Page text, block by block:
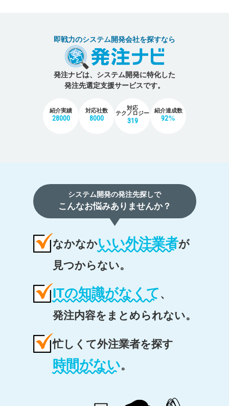
即戦力のシステム開発会社を探すなら
発注ナビは、システム開発に特化した
発注先選定支援サービスです。
紹介実績
28000
対応社数
8000
対応
テクノロジー
319
紹介達成数
92%
システム開発の発注先探しで
こんなお悩みありませんか？
なかなかいい外注業者が
見つからない。
ITの知識がなくて 、
発注内容をまとめられない。
忙しくて外注業者を探す
時間がない。